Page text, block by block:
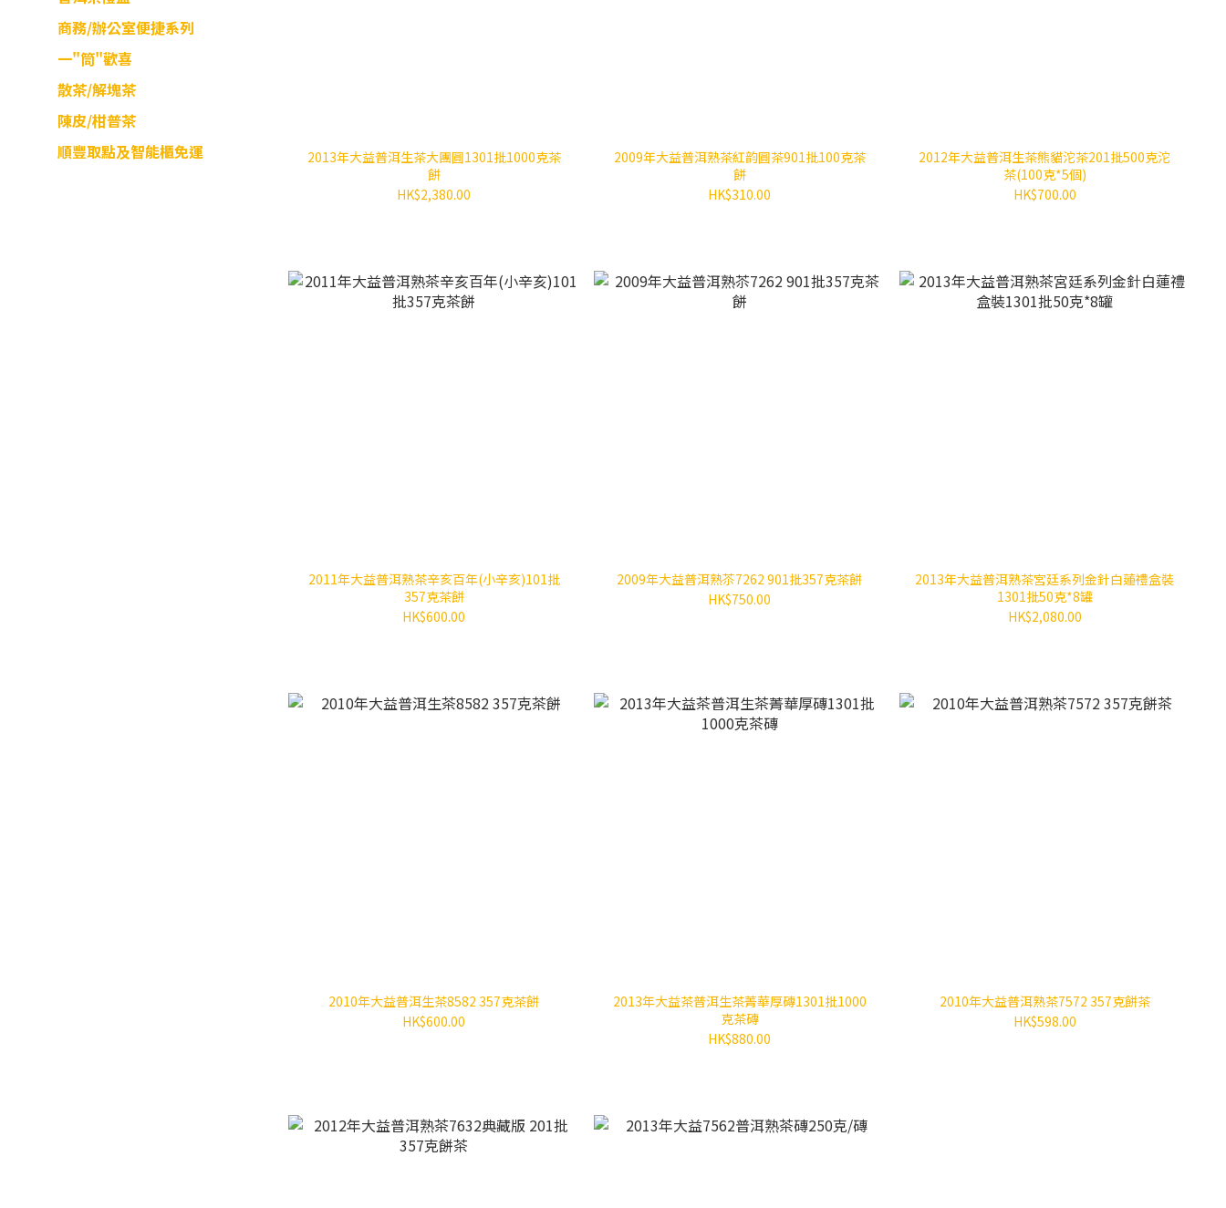
商務/辦公室便捷系列
一"筒"歡喜
散茶/解塊茶
陳皮/柑普茶
順豐取點及智能櫃免運
2013年大益普洱生茶大團圓1301批1000克茶
餅
HK$2,380.00
2009年大益普洱熟茶紅韵圓茶901批100克茶
餅
HK$310.00
2012年大益普洱生茶熊貓沱茶201批500克沱
茶(100克*5個)
HK$700.00
2011年大益普洱熟茶辛亥百年(小辛亥)101批
357克茶餅
HK$600.00
2009年大益普洱熟苶7262 901批357克茶餅
HK$750.00
2013年大益普洱熟茶宮廷系列金針白蓮禮盒裝
1301批50克*8罐
HK$2,080.00
2010年大益普洱生茶8582 357克茶餅
HK$600.00
2013年大益茶普洱生茶菁華厚磚1301批1000
克茶磚
HK$880.00
2010年大益普洱熟茶7572 357克餅茶
HK$598.00